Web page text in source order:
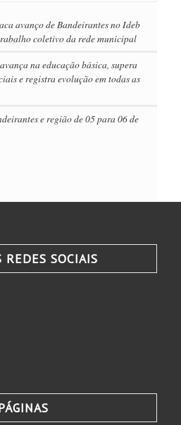
avanço de Bandeirantes no Ideb
coletivo da rede municipal
na educação básica, supera
e registra evolução em todas as
e região de 05 para 06 de
REDES SOCIAIS